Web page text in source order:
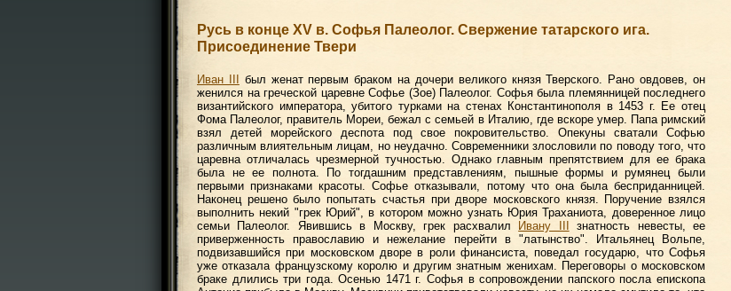
Русь в конце XV в. Софья Палеолог. Свержение татарского ига.
Присоединение Твери
Иван III
был женат первым браком на дочери великого князя Тверского. Рано овдовев, он
женился на греческой царевне Софье (Зое) Палеолог. Софья была племянницей последнего
византийского императора, убитого турками на стенах Константинополя в 1453 г. Ее отец
Фома Палеолог, правитель Мореи, бежал с семьей в Италию, где вскоре умер. Папа римский
взял детей морейского деспота под свое покровительство. Опекуны сватали Софью
различным влиятельным лицам, но неудачно. Современники злословили по поводу того, что
царевна отличалась чрезмерной тучностью. Однако главным препятствием для ее брака
была не ее полнота. По тогдашним представлениям, пышные формы и румянец были
первыми признаками красоты. Софье отказывали, потому что она была бесприданницей.
Наконец решено было попытать счастья при дворе московского князя. Поручение взялся
выполнить некий "грек Юрий", в котором можно узнать Юрия Траханиота, доверенное лицо
семьи Палеолог. Явившись в Москву, грек расхвалил
Ивану III
знатность невесты, ее
приверженность православию и нежелание перейти в "латынство". Итальянец Вольпе,
подвизавшийся при московском дворе в роли финансиста, поведал государю, что Софья
уже отказала французскому королю и другим знатным женихам. Переговоры о московском
браке длились три года. Осенью 1471 г. Софья в сопровождении папского посла епископа